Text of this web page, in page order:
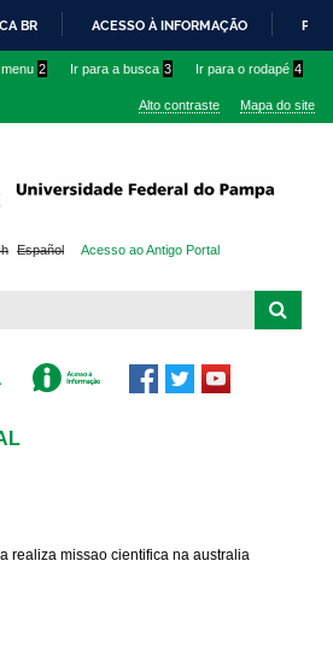
IR
O
BR ACESSO À INFORMAÇÃO
2 Ir para a busca 3 Ir para o rodapé 4
Alto contraste Mapa do site
Español Acesso ao Antigo Portal
realiza missao cientifica na australia